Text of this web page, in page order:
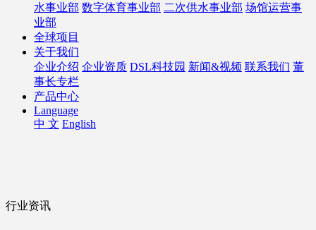
水事业部 数字体育事业部 二次供水事业部 场馆运营事
业部
全球项目
关于我们
企业介绍 企业资质 DSL科技园 新闻&视频 联系我们 董
事长专栏
产品中心
Language
中 文 English
行业资讯